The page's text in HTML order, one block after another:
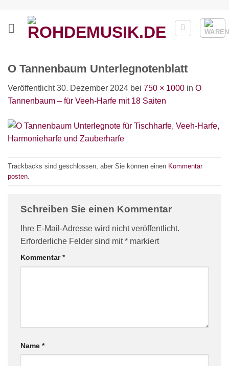
springen
O Tannenbaum Unterlegnotenblatt
Veröffentlicht30. Dezember 2024 bei 750 × 1000 in O
Tannenbaum – für Veeh-Harfe mit 18 Saiten
Trackbacks sind geschlossen, aber Sie können einen Kommentar
posten
Schreiben Sie einen Kommentar
Ihre E-Mail-Adresse wird nicht veröffentlicht.
Erforderliche Felder sind mit* markiert
Kommentar*
Name *